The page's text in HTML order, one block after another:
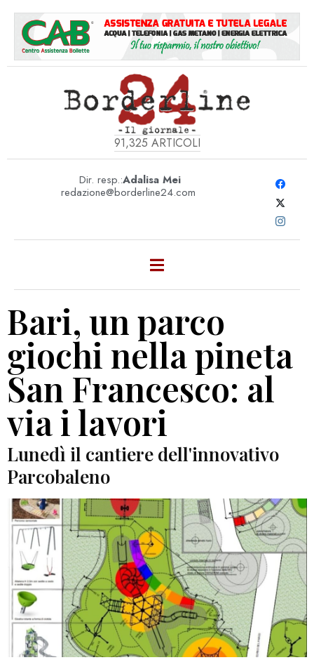
91,325 ARTICOLI
Dir. resp.:Adalisa Mei
redazione@borderline24.com
Bari, un parco
giochi nella pineta
San Francesco: al
via i lavori
Lunedì il cantiere dell'innovativo
Parcobaleno